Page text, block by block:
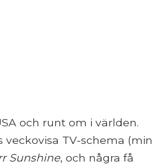
och runt om i världen.
TV-schema (min
Sunshine, och några få